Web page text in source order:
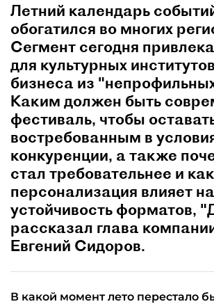
Летний календарь
обогатился во многих
Сегмент сегодня
для культурных
бизнеса из
Каким должен быть
фестиваль, чтобы
востребованным в
конкуренции, а также
стал требовательнее и как
персонализация влияет на
устойчивость форматов,
рассказал глава
Евгений Сидоров.
В какой момент лето перестало